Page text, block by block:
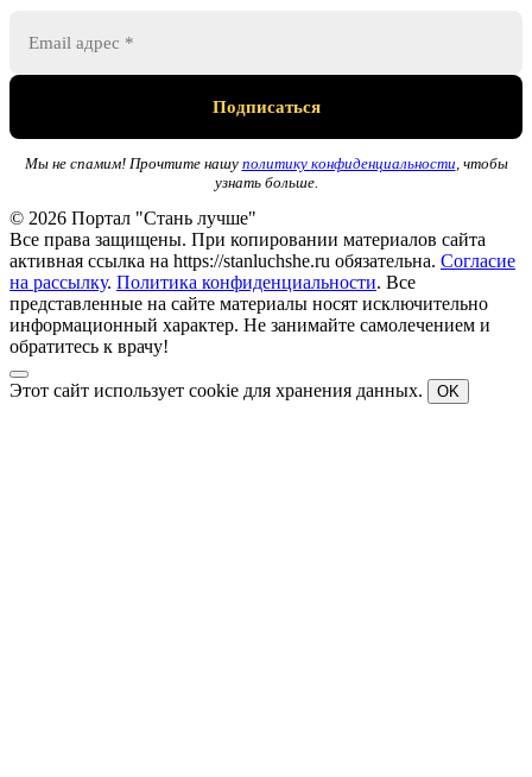
Мы не спамим! Прочтите нашу политику конфиденциальности , чтобы
узнать больше.
© 2026 Портал "Стань лучше"
Все права защищены. При копировании материалов сайта
активная ссылка на https://stanluchshe.ru обязательна. Согласие
на рассылку. Политика конфиденциальности. Все
представленные на сайте материалы носят исключительно
информационный характер. Не занимайте самолечением и
обратитесь к врачу!
Этот сайт использует cookie для хранения данных. OK